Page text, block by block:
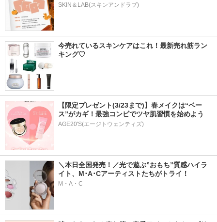
SKIN＆LAB(スキンアンドラブ)
今売れているスキンケアはこれ！最新売れ筋ラン
キング♡
【限定プレゼント(3/23まで)】春メイクは“ベー
ス”がカギ！最強コンビでツヤ肌習慣を始めよう
AGE20'S(エージトウェンティズ)
＼本日全国発売！／光で遊ぶ”おもち”質感ハイラ
イト、M･A･Cアーティストたちがトライ！
M・A・C